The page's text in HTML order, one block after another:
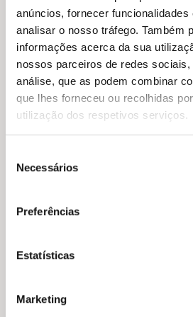
anúncios, fornecer
analisar o nosso tráfego. Também
informações acerca da sua
nossos parceiros de redes sociais,
análise, que as podem combinar
que lhes forneceu ou recolhidas
utilização dos respetivos serviços.
Necessários
Preferências
Estatísticas
Marketing
original
13,29 €.
atual
é:
11,96 €.
José Fanha
O
Marta Moreno